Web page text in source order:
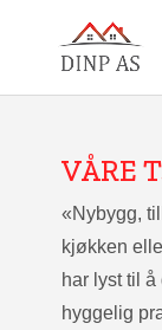
VÅRE
«Nybygg,
kjøkken
har lyst til
hyggelig